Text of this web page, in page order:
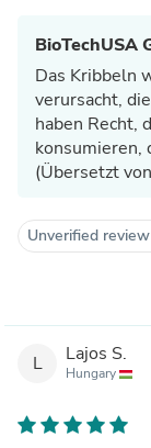
BioTechUSA
Das Kribbeln
verursacht,
haben Recht,
konsumieren,
(Übersetzt
Unverified
L Lajos S.
Hungary